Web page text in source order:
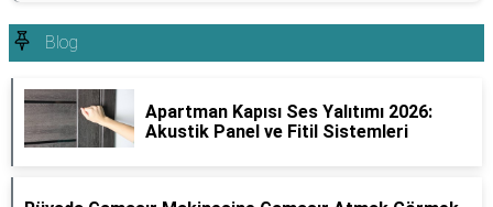
Blog
Apartman Kapısı Ses Yalıtımı 2026:
Akustik Panel ve Fitil Sistemleri